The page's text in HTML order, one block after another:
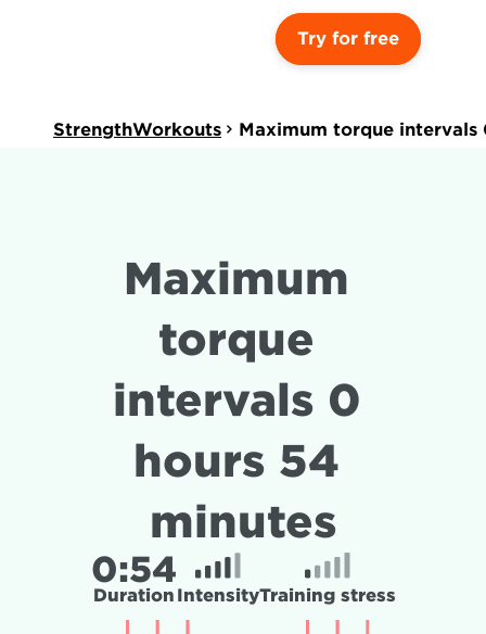
Try for free
StrengthWorkouts Maximum torque intervals
Maximum
torque
intervals 0
hours 54
minutes
0:54
Duration IntensityTraining stress